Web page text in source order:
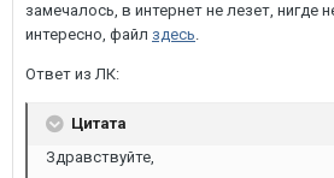
замечалось, в интернет не лезет, нигде
интересно, файл здесь.
Ответ из ЛК:
Цитата
Здравствуйте,